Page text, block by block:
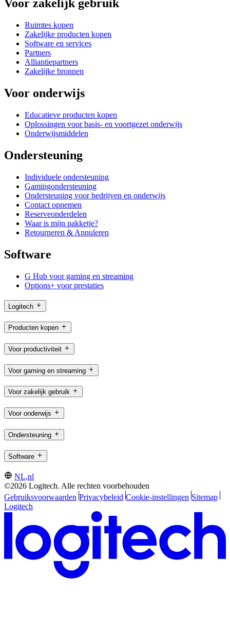
Voor zakelijk gebruik
Ruimtes kopen
Zakelijke producten kopen
Software en services
Partners
Alliantiepartners
Zakelijke bronnen
Voor onderwijs
Educatieve producten kopen
Oplossingen voor basis- en voortgezet onderwijs
Onderwijsmiddelen
Ondersteuning
Individuele ondersteuning
Gamingondersteuning
Ondersteuning voor bedrijven en onderwijs
Contact opnemen
Reserveonderdelen
Waar is mijn pakketje?
Retourneren & Annuleren
Software
G Hub voor gaming en streaming
Options+ voor prestaties
Logitech
Producten kopen
Voor productiviteit
Voor gaming en streaming
Voor zakelijk gebruik
Voor onderwijs
Ondersteuning
Software
NL,nl
©2026 Logitech. Alle rechten voorbehouden
Gebruiksvoorwaarden Privacybeleid Cookie-instellingen Sitemap
Logitech